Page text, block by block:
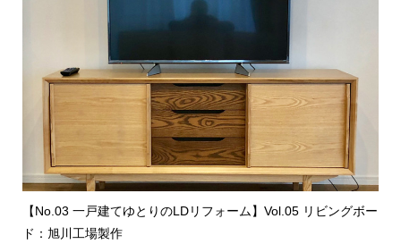
【No.03 一戸建てゆとりのLDリフォーム】Vol.05 リビングボー
ド：旭川工場製作